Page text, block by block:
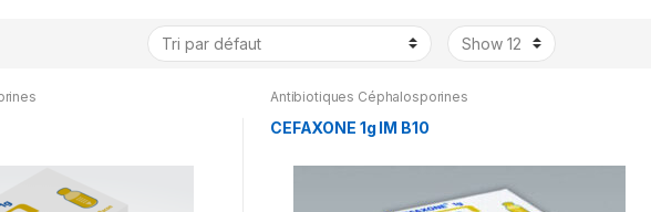
Antibiotiques Céphalosporines
CEFAXONE 1g IM B10